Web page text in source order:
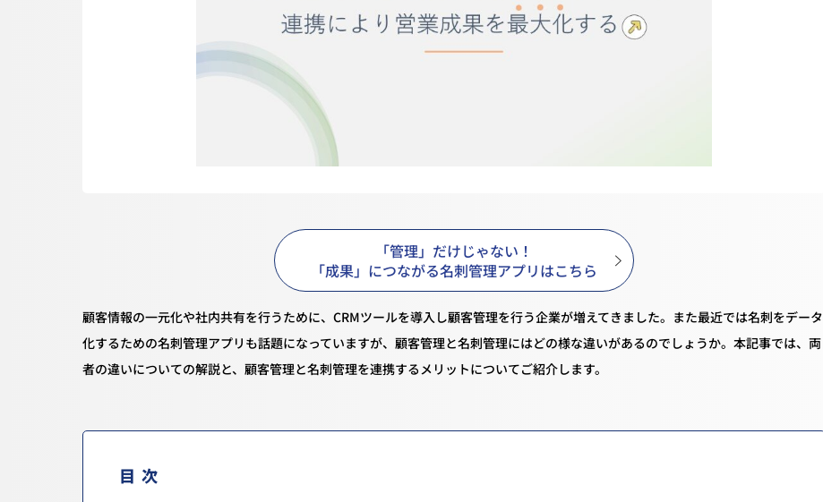
「管理」だけじゃない！
「成果」につながる名刺管理アプリはこちら
顧客情報の一元化や社内共有を行うために、CRMツールを導入し顧客管理を行う企業が増えてきました。また最近では名刺をデータ
化するための名刺管理アプリも話題になっていますが、顧客管理と名刺管理にはどの様な違いがあるのでしょうか。本記事では、両
者の違いについての解説と、顧客管理と名刺管理を連携するメリットについてご紹介します。
目次